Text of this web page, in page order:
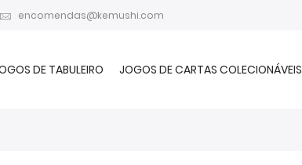
encomendas@kemushi.com
DE TABULEIRO JOGOS DE CARTAS COLECIONÁVEIS